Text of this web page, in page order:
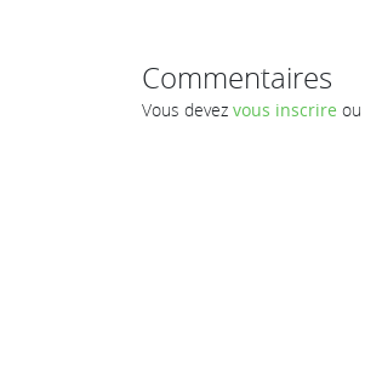
Commentaires
Vous devez vous inscrire ou